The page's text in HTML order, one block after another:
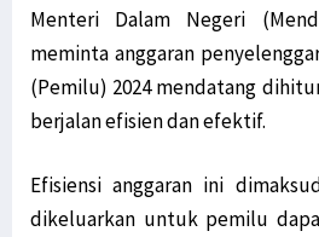
Menteri Dalam Negeri
meminta anggaran
(Pemilu) 2024 mendatang
berjalan efisien dan efektif.
Efisiensi anggaran ini
dikeluarkan untuk pemilu